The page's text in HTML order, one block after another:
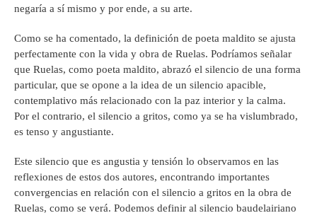
negaría a sí mismo y por ende, a su arte.
Como se ha comentado, la definición de poeta maldito se ajusta
perfectamente con la vida y obra de Ruelas. Podríamos señalar
que Ruelas, como poeta maldito, abrazó el silencio de una forma
particular, que se opone a la idea de un silencio apacible,
contemplativo más relacionado con la paz interior y la calma.
Por el contrario, el silencio a gritos, como ya se ha vislumbrado,
es tenso y angustiante.
Este silencio que es angustia y tensión lo observamos en las
reflexiones de estos dos autores, encontrando importantes
convergencias en relación con el silencio a gritos en la obra de
Ruelas, como se verá. Podemos definir al silencio baudelairiano